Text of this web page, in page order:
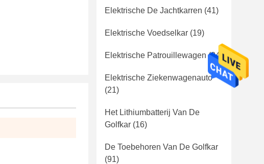
Elektrische De Jachtkarren (41)
Elektrische Voedselkar (19)
Elektrische Patrouillewagen (24)
Elektrische Ziekenwagenauto
(21)
Het Lithiumbatterij Van De
Golfkar (16)
De Toebehoren Van De Golfkar
(91)